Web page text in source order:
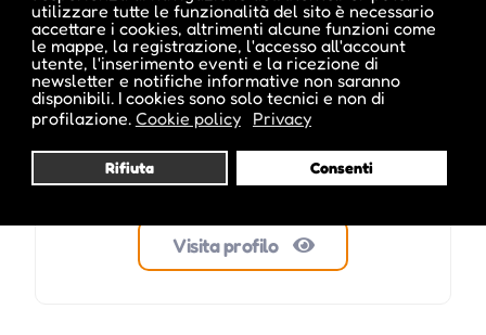
utilizzare tutte le funzionalità del sito è necessario
accettare i cookies, altrimenti alcune funzioni come
le mappe, la registrazione, l'accesso all'account
utente, l'inserimento eventi e la ricezione di
newsletter e notifiche informative non saranno
disponibili. I cookies sono solo tecnici e non di
profilazione. Cookie policy Privacy
Rifiuta Consenti
Visita profilo